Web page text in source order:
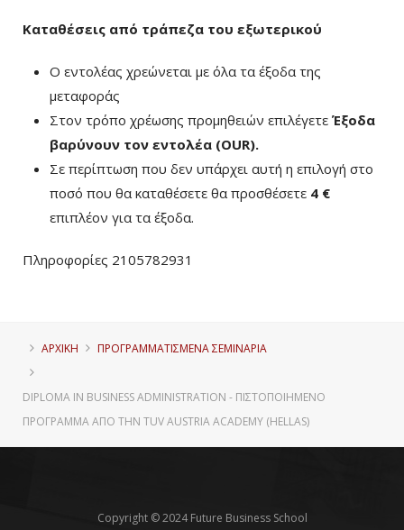
Καταθέσεις από τράπεζα του εξωτερικού
Ο εντολέας χρεώνεται με όλα τα έξοδα της
μεταφοράς
Στον τρόπο χρέωσης προμηθειών επιλέγετε Έξοδα
βαρύνουν τον εντολέα (ΟUR).
Σε περίπτωση που δεν υπάρχει αυτή η επιλογή στο
ποσό που θα καταθέσετε θα προσθέσετε 4 €
επιπλέον για τα έξοδα.
Πληροφορίες 2105782931
ΑΡΧΙΚΗ ΠΡΟΓΡΑΜΜΑΤΙΣΜΈΝΑ ΣΕΜΙΝΆΡΙΑ
DIPLOMA IN BUSINESS ADMINISTRATION - ΠΙΣΤΟΠΟΙΗΜΈΝΟ
ΠΡΌΓΡΑΜΜΑ ΑΠΌ ΤΗΝ TUV AUSTRIA ACADEMY (HELLAS)
Copyright © 2024 Future Business School